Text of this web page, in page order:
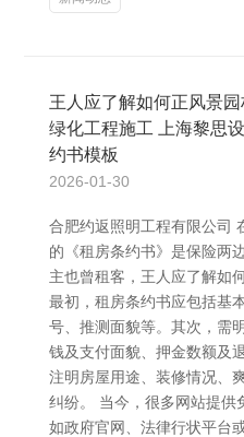
王人应了解如何正风景
绿化工程施工 上海黎思
约书模板
2026-01-30
合肥约返照明工程有限公司
的《租房条约书》是保险两
主也曾租客，王人应了解如
最初，租房条约书应包括基
号、推测面貌等。其次，需
钱及支付面貌、押金数额及
注明房屋用途、装修情况、
纠纷。 当今，很多网站提供
如政府官网、法律行状平台